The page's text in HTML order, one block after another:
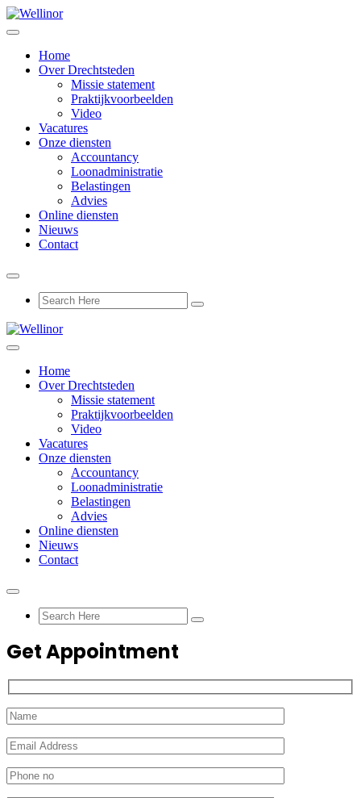
Home
Over Drechtsteden
Missie statement
Praktijkvoorbeelden
Video
Vacatures
Onze diensten
Accountancy
Loonadministratie
Belastingen
Advies
Online diensten
Nieuws
Contact
Home
Over Drechtsteden
Missie statement
Praktijkvoorbeelden
Video
Vacatures
Onze diensten
Accountancy
Loonadministratie
Belastingen
Advies
Online diensten
Nieuws
Contact
Get Appointment